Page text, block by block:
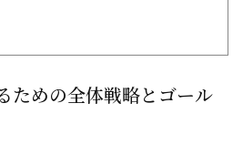
ための全体戦略とゴール